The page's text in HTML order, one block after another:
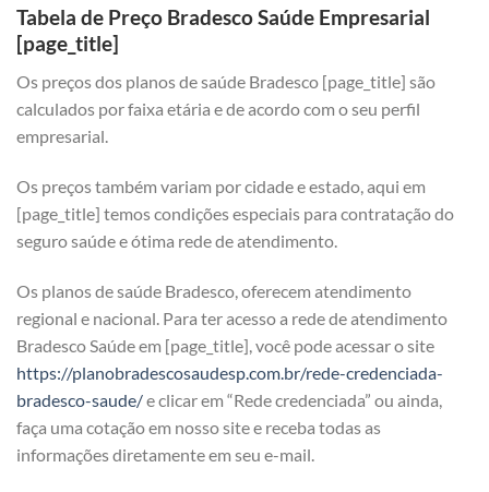
Tabela de Preço Bradesco Saúde Empresarial
[page_title]
Os preços dos planos de saúde Bradesco [page_title] são
calculados por faixa etária e de acordo com o seu perfil
empresarial.
Os preços também variam por cidade e estado, aqui em
[page_title] temos condições especiais para contratação do
seguro saúde e ótima rede de atendimento.
Os planos de saúde Bradesco, oferecem atendimento
regional e nacional. Para ter acesso a rede de atendimento
Bradesco Saúde em [page_title], você pode acessar o site
https://planobradescosaudesp.com.br/rede-credenciada-
bradesco-saude/e clicar em “Rede credenciada” ou ainda,
faça uma cotação em nosso site e receba todas as
informações diretamente em seu e-mail.